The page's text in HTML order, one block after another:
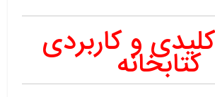
و کاربردی
کتابخانه